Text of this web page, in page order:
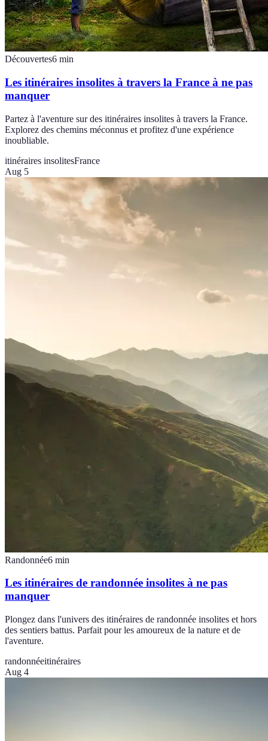
Découvertes6 min
Les itinéraires insolites à travers la France à ne pas
manquer
Partez à l'aventure sur des itinéraires insolites à travers la France.
Explorez des chemins méconnus et profitez d'une expérience
inoubliable.
itinéraires insolitesFrance
Aug 5
Randonnée6 min
Les itinéraires de randonnée insolites à ne pas
manquer
Plongez dans l'univers des itinéraires de randonnée insolites et hors
des sentiers battus. Parfait pour les amoureux de la nature et de
l'aventure.
randonnéeitinéraires
Aug 4